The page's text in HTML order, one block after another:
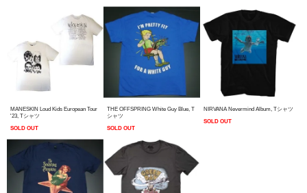
MANESKIN Loud Kids European Tour
'23, Tシャツ
SOLD OUT
THE OFFSPRING White Guy Blue, T
シャツ
SOLD OUT
NIRVANA Nevermind Album, Tシャツ
SOLD OUT